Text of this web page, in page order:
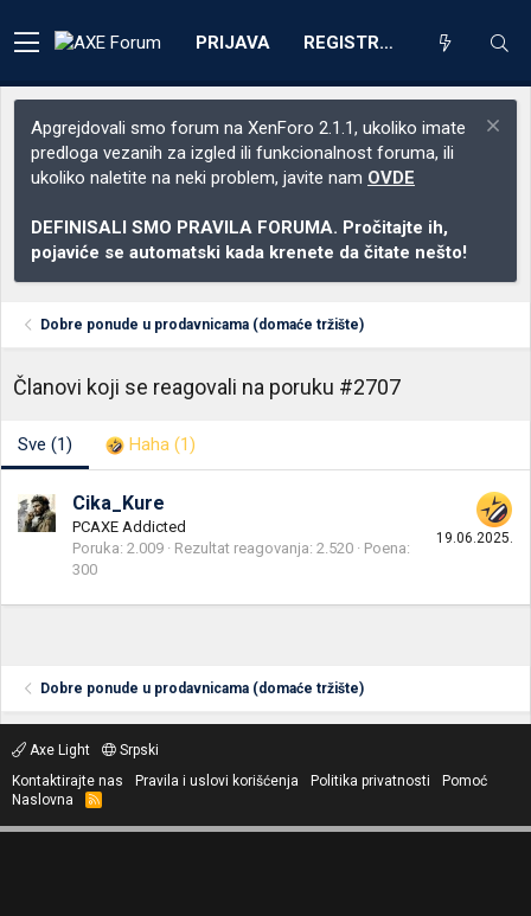
PRIJAVA REGISTRACIJA
Apgrejdovali smo forum na XenForo 2.1.1, ukoliko imate
predloga vezanih za izgled ili funkcionalnost foruma, ili
ukoliko naletite na neki problem, javite nam OVDE
DEFINISALI SMO PRAVILA FORUMA. Pročitajte ih,
pojaviće se automatski kada krenete da čitate nešto!
Dobre ponude u prodavnicama (domaće tržište)
Članovi koji se reagovali na poruku #2707
Sve (1) Haha (1)
19.06.2025.
Cika_Kure
PCAXE Addicted
Poruka 2.009 Rezultat reagovanja 2.520
Poena
300
Dobre ponude u prodavnicama (domaće tržište)
Axe Light
Srpski
Kontaktirajte nas
Pravila i uslovi korišćenja Politika privatnosti
Pomoć
Naslovna
R
S